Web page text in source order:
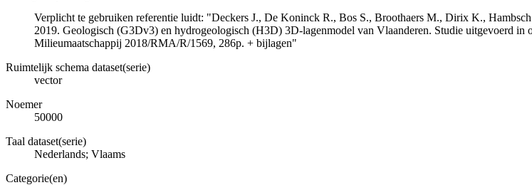
Verplicht te gebruiken referentie luidt: "Deckers J., De Koninck R., Bos S., Broothaers M., Dirix K.,
2019. Geologisch (G3Dv3) en hydrogeologisch (H3D) 3D-lagenmodel van Vlaanderen. Studie uitgevoerd
Milieumaatschappij 2018/RMA/R/1569, 286p. + bijlagen"
Ruimtelijk schema dataset(serie)
vector
Noemer
50000
Taal dataset(serie)
Nederlands; Vlaams
Categorie(en)